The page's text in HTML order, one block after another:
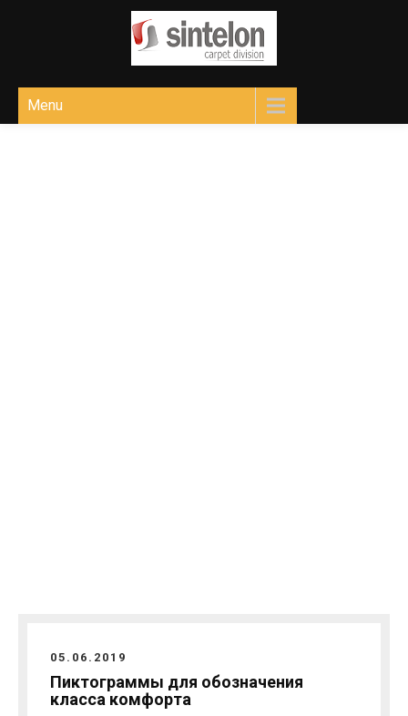
Sintelon
Menu
05.06.2019
Пиктограммы для обозначения
класса комфорта